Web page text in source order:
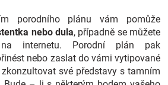
porodního plánu vám pomůže
nebo dula, případně se můžete
na internetu. Porodní plán pak
nebo zaslat do vámi vytipované
své představy s tamním